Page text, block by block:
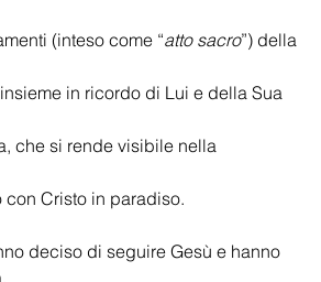
(inteso come “atto sacro”) della
in ricordo di Lui e della Sua
che si rende visibile nella
Cristo in paradiso.
deciso di seguire Gesù e hanno